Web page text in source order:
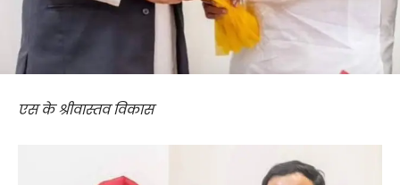
एस के श्रीवास्तव विकास